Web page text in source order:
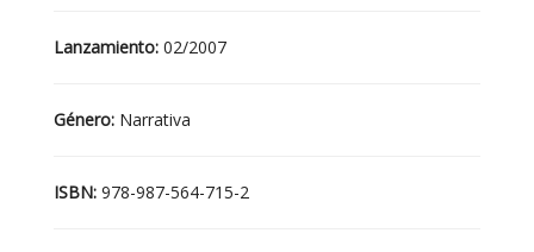
Lanzamiento: 02/2007
Género: Narrativa
ISBN: 978-987-564-715-2